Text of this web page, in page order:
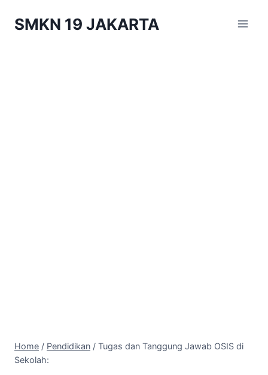
SMKN 19 JAKARTA
Home / Pendidikan / Tugas dan Tanggung Jawab OSIS di
Sekolah: